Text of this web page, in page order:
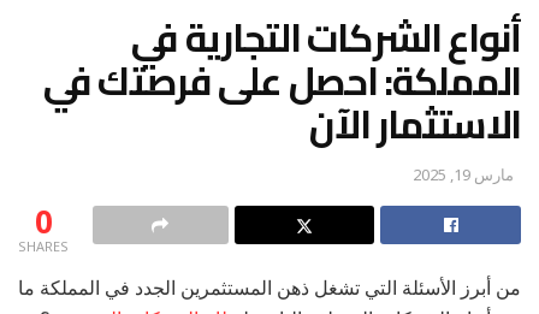
أنواع الشركات التجارية في
المملكة: احصل على فرصتك في
الاستثمار الآن
مارس 19, 2025
0
SHARES
من أبرز الأسئلة التي تشغل ذهن المستثمرين الجدد في المملكة ما